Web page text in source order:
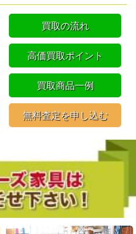
買取の流れ
高価買取ポイント
買取商品一例
無料査定を申し込む